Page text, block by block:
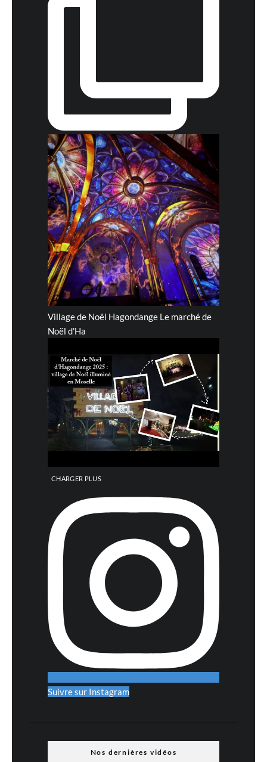
Village de Noël Hagondange Le marché de
Noël d'Ha
CHARGER PLUS
Suivre sur Instagram
Nos dernières vidéos